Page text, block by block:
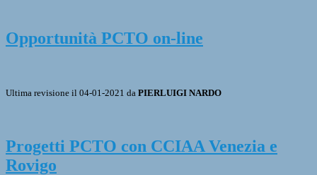
Opportunità PCTO on-line
Ultima revisione il 04-01-2021 da PIERLUIGI NARDO
Progetti PCTO con CCIAA Venezia e
Rovigo